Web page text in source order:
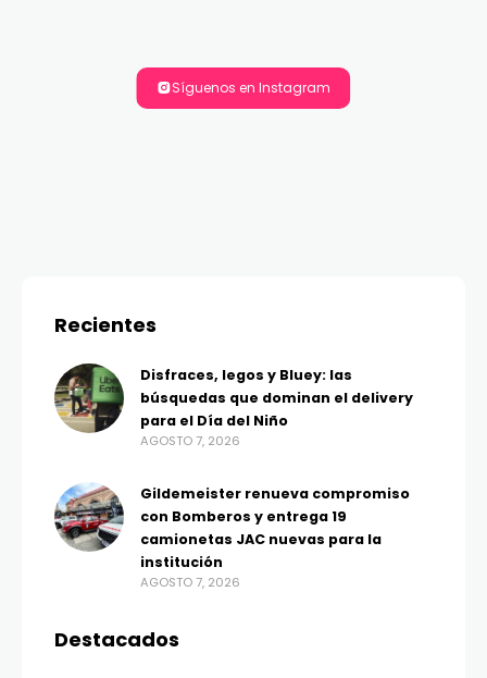
Síguenos en Instagram
Recientes
Disfraces, legos y Bluey: las
búsquedas que dominan el delivery
para el Día del Niño
AGOSTO 7, 2026
Gildemeister renueva compromiso
con Bomberos y entrega 19
camionetas JAC nuevas para la
institución
AGOSTO 7, 2026
Destacados